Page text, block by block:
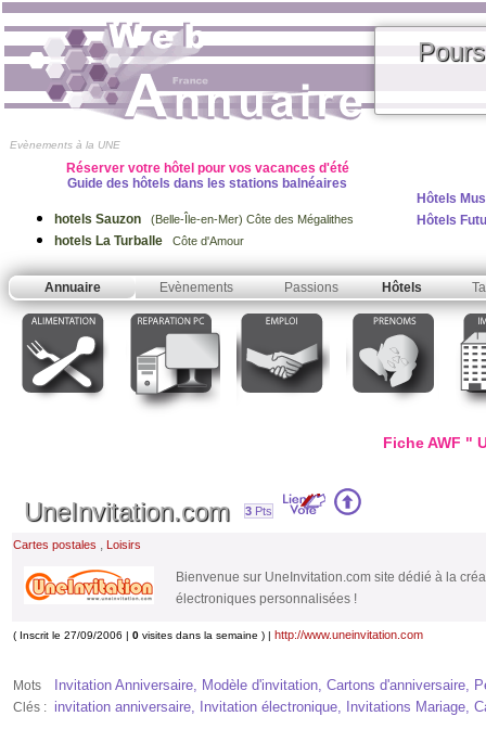
Evènements à la UNE
Réserver votre hôtel pour vos vacances d'été
Guide des hôtels dans les stations balnéaires
hotels Sauzon (Belle-Île-en-Mer) Côte des Mégalithes
hotels La Turballe Côte d'Amour
Hôtels
Hôtels
Annuaire Evènements Passions Hôtels
Fiche AWF "
UneInvitation.com 3 Pts
Cartes postales , Loisirs
Bienvenue sur UneInvitation.com site dédié à la
électroniques personnalisées !
( Inscrit le 27/09/2006 | 0 visites dans la semaine ) | http://www.uneinvitation.com
Mots
Clés :
Invitation Anniversaire, Modèle d'invitation, Cartons
invitation anniversaire, Invitation électronique, Invitations Mariage,